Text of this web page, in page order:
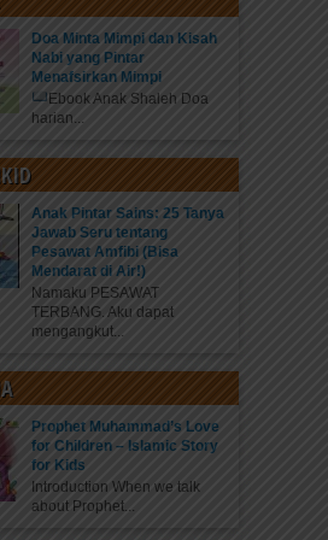
Doa Minta Mimpi dan Kisah
Nabi yang Pintar
Menafsirkan Mimpi
Ebook Anak Shaleh Doa
harian...
Anak Pintar Sains: 25 Tanya
Jawab Seru tentang
Pesawat Amfibi (Bisa
Mendarat di Air!)
Namaku PESAWAT
TERBANG. Aku dapat
mengangkut...
Prophet Muhammad’s Love
for Children – Islamic Story
for Kids
Introduction When we talk
about Prophet...